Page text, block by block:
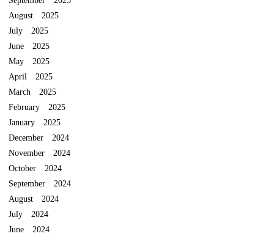
August 2025
July 2025
June 2025
May 2025
April 2025
March 2025
February 2025
January 2025
December 2024
November 2024
October 2024
September 2024
August 2024
July 2024
June 2024